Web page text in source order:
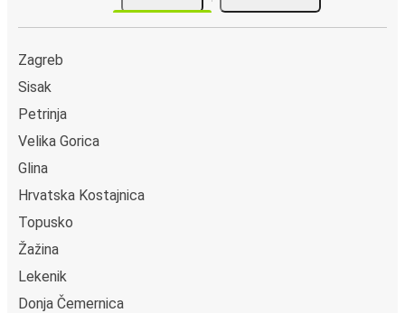
Zagreb
Sisak
Petrinja
Velika Gorica
Glina
Hrvatska Kostajnica
Topusko
Žažina
Lekenik
Donja Čemernica